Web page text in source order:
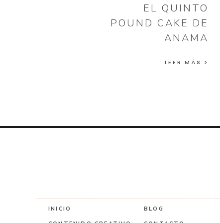
EL QUINTO
POUND CAKE DE
ANAMA
LEER MÁS >
BLOG
INICIO